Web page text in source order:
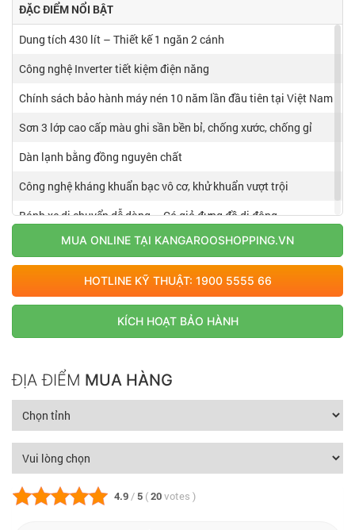
ĐẶC ĐIỂM NỔI BẬT
Dung tích 430 lít – Thiết kế 1 ngăn 2 cánh
Công nghệ Inverter tiết kiệm điện năng
Chính sách bảo hành máy nén 10 năm lần đầu tiên tại Việt Nam
Sơn 3 lớp cao cấp màu ghi sần bền bỉ, chống xước, chống gỉ
Dàn lạnh bằng đồng nguyên chất
Công nghệ kháng khuẩn bạc vô cơ, khử khuẩn vượt trội
Bánh xe di chuyển dễ dàng – Có giỏ đựng đồ di động
MUA ONLINE TẠI KANGAROOSHOPPING.VN
HOTLINE KỸ THUẬT: 1900 5555 66
KÍCH HOẠT BẢO HÀNH
ĐỊA ĐIỂM MUA HÀNG
4.9 / 5 ( 20 votes )